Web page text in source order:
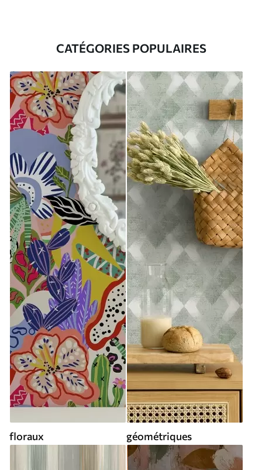
CATÉGORIES POPULAIRES
floraux géométriques